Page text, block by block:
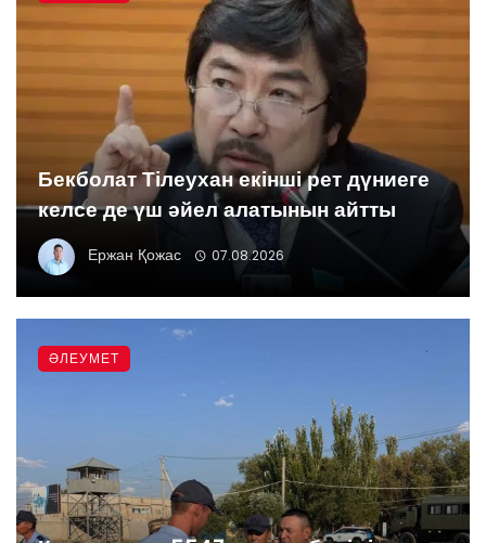
Бекболат Тілеухан екінші рет дүниеге
келсе де үш әйел алатынын айтты
Ержан Қожас 07.08.2026
ӘЛЕУМЕТ